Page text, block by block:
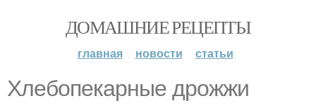
ДОМАШНИЕ РЕЦЕПТЫ
главная новости статьи
Хлебопекарные дрожжи